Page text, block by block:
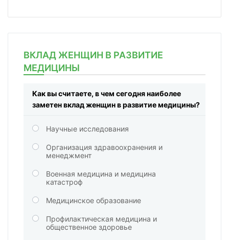
ВКЛАД ЖЕНЩИН В РАЗВИТИЕ
МЕДИЦИНЫ
Как вы считаете, в чем сегодня наиболее
заметен вклад женщин в развитие медицины?
Научные исследования
Организация здравоохранения и
менеджмент
Военная медицина и медицина
катастроф
Медицинское образование
Профилактическая медицина и
общественное здоровье